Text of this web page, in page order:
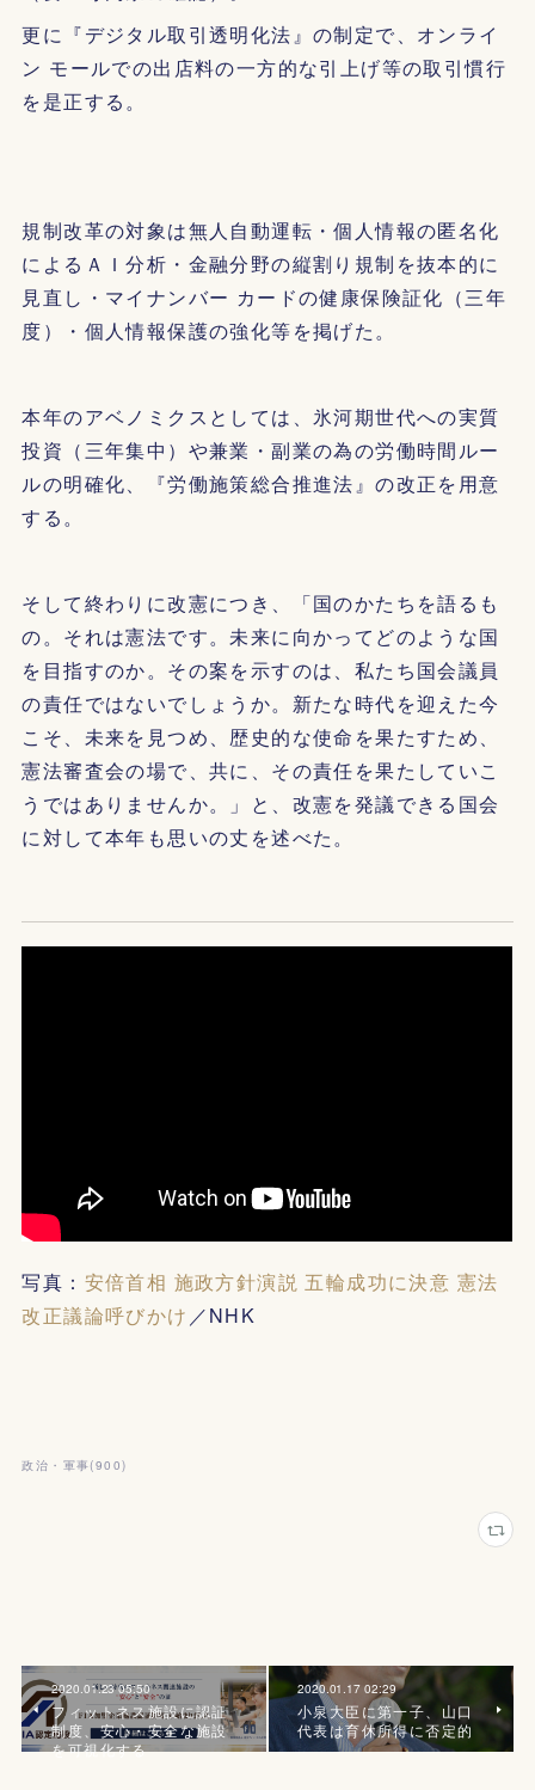
更に『デジタル取引透明化法』の制定で、オンライ
ン モールでの出店料の一方的な引上げ等の取引慣行
を是正する。
規制改革の対象は無人自動運転・個人情報の匿名化
によるＡＩ分析・金融分野の縦割り規制を抜本的に
見直し・マイナンバー カードの健康保険証化（三年
度）・個人情報保護の強化等を掲げた。
本年のアベノミクスとしては、氷河期世代への実質
投資（三年集中）や兼業・副業の為の労働時間ルー
ルの明確化、『労働施策総合推進法』の改正を用意
する。
そして終わりに改憲につき、「国のかたちを語るも
の。それは憲法です。未来に向かってどのような国
を目指すのか。その案を示すのは、私たち国会議員
の責任ではないでしょうか。新たな時代を迎えた今
こそ、未来を見つめ、歴史的な使命を果たすため、
憲法審査会の場で、共に、その責任を果たしていこ
うではありませんか。」と、改憲を発議できる国会
に対して本年も思いの丈を述べた。
写真： 安倍首相 施政方針演説 五輪成功に決意 憲法
改正議論呼びかけ ／NHK
政治・軍事(900)
2020.01.23 05:50
フィットネス施設に認証
制度、安心・安全な施設
を可視化する
2020.01.17 02:29
小泉大臣に第一子、山口
代表は育休所得に否定的